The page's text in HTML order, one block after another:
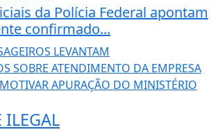
da Polícia Federal apontam
confirmado...
ILEGAL